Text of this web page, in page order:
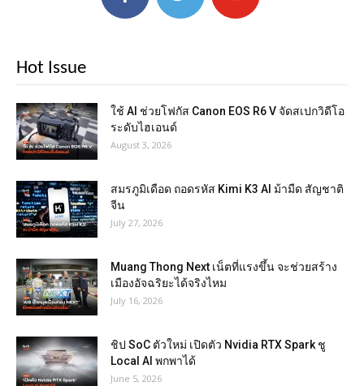
Hot Issue
ใช้ AI ช่วยโฟกัส Canon EOS R6 V จัดสเปกวิดีโอ
ระดับไฮเอนด์
August 3, 2026
สมรภูมิเดือด ถอดรหัส Kimi K3 AI ม้ามืด สัญชาติ
จีน
July 27, 2026
Muang Thong Next เน็ตที่แรงขึ้น จะช่วยสร้าง
เมืองอัจฉริยะได้จริงไหม
July 16, 2026
ชิป SoC ตัวใหม่ เปิดตัว Nvidia RTX Spark ชู
Local AI พกพาได้
June 5, 2026